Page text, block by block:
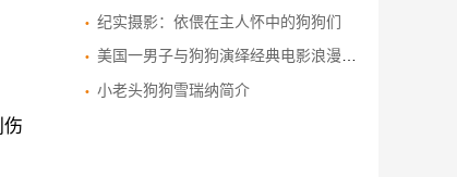
纪实摄影：依偎在主人怀中的狗狗们
美国一男子与狗狗演绎经典电影浪漫场景
小老头狗狗雪瑞纳简介